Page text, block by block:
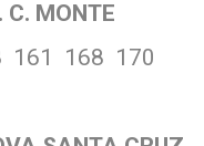
C. MONTE
161 168 170